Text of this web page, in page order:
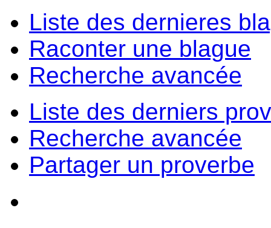
Liste des dernieres
Raconter une blague
Recherche avancée
Liste des derniers
Recherche avancée
Partager un proverbe